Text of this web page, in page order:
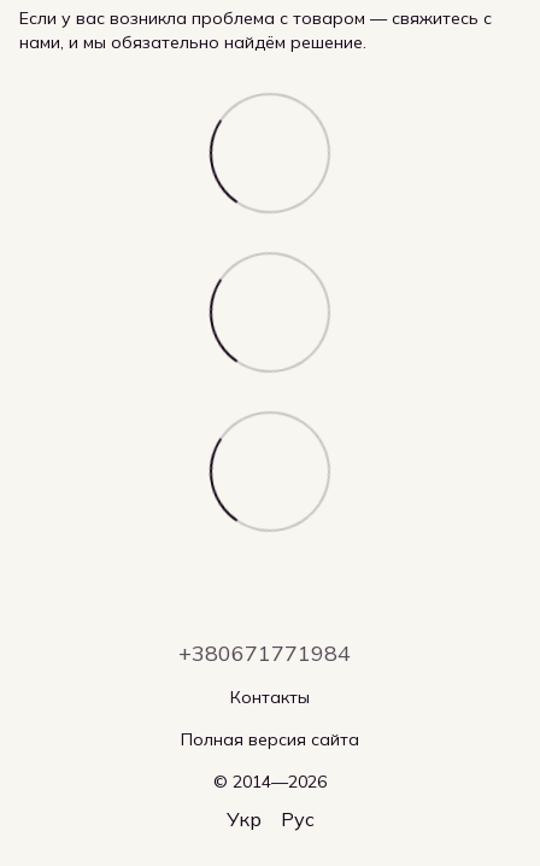
Если у вас возникла проблема с товаром — свяжитесь с
нами, и мы обязательно найдём решение.
+380671771984
Контакты
Полная версия сайта
© 2014—2026
Укр Рус